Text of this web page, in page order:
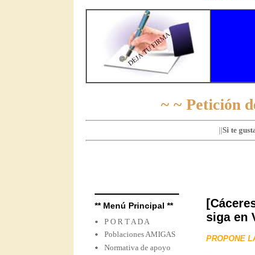
~ ~ Petición
||Si te
siga en
PROPONE
** Menú Principal **
P O R T A D A
Poblaciones AMIGAS
Normativa de apoyo